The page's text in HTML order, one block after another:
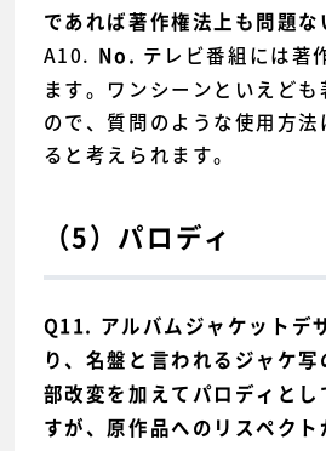
であれば著作権法上も問題な
A10. No. テレビ番組には著
ます。ワンシーンといえど
ので、質問のような使用方
ると考えられます。
（5）パロディ
Q11. アルバムジャケットデ
り、名盤と言われるジャケ
部改変を加えてパロディとし
すが、原作品へのリスペクト